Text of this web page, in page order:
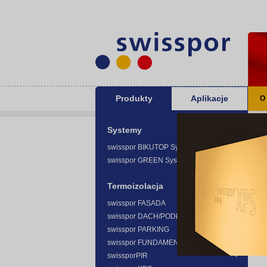
Produkty Aplikacje
Systemy
swisspor BIKUTOP System -
swisspor GREEN System -
Termoizolacja
swisspor FASADA
swisspor DACH/PODŁOGA
swisspor PARKING
swisspor FUNDAMENT
swissporPIR
O